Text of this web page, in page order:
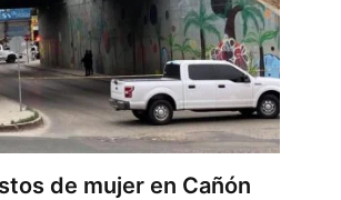
de mujer en Cañón